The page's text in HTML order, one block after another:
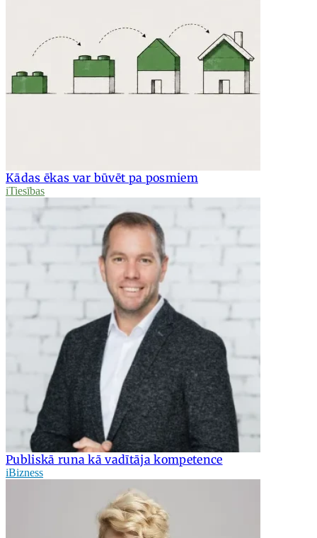
Kādas ēkas var būvēt pa posmiem
iTiesības
Publiskā runa kā vadītāja kompetence
iBizness